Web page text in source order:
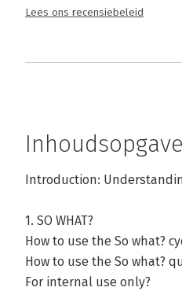
Lees ons recensiebeleid
Inhoudsopgave
Introduction:
1. SO WHAT?
How to use the So what?
How to use the So what?
For internal use only?